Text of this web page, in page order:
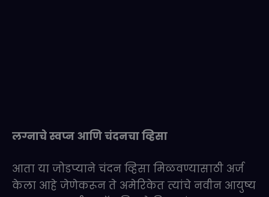
लग्नाचे स्वप्न आणि चंदनचा व्हिसा
आता या जोडप्याने चंदन व्हिसा मिळवण्यासाठी अर्ज
केला आहे जेणेकरून ते अमेरिकेत त्यांचे नवीन आयुष्य